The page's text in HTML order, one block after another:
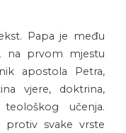
Papa je među
na prvom mjestu
apostola Petra,
vjere, doktrina,
učenja.
protiv svake vrste